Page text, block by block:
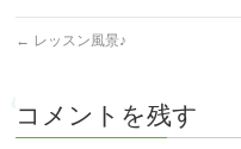
← レッスン風景♪
コメントを残す